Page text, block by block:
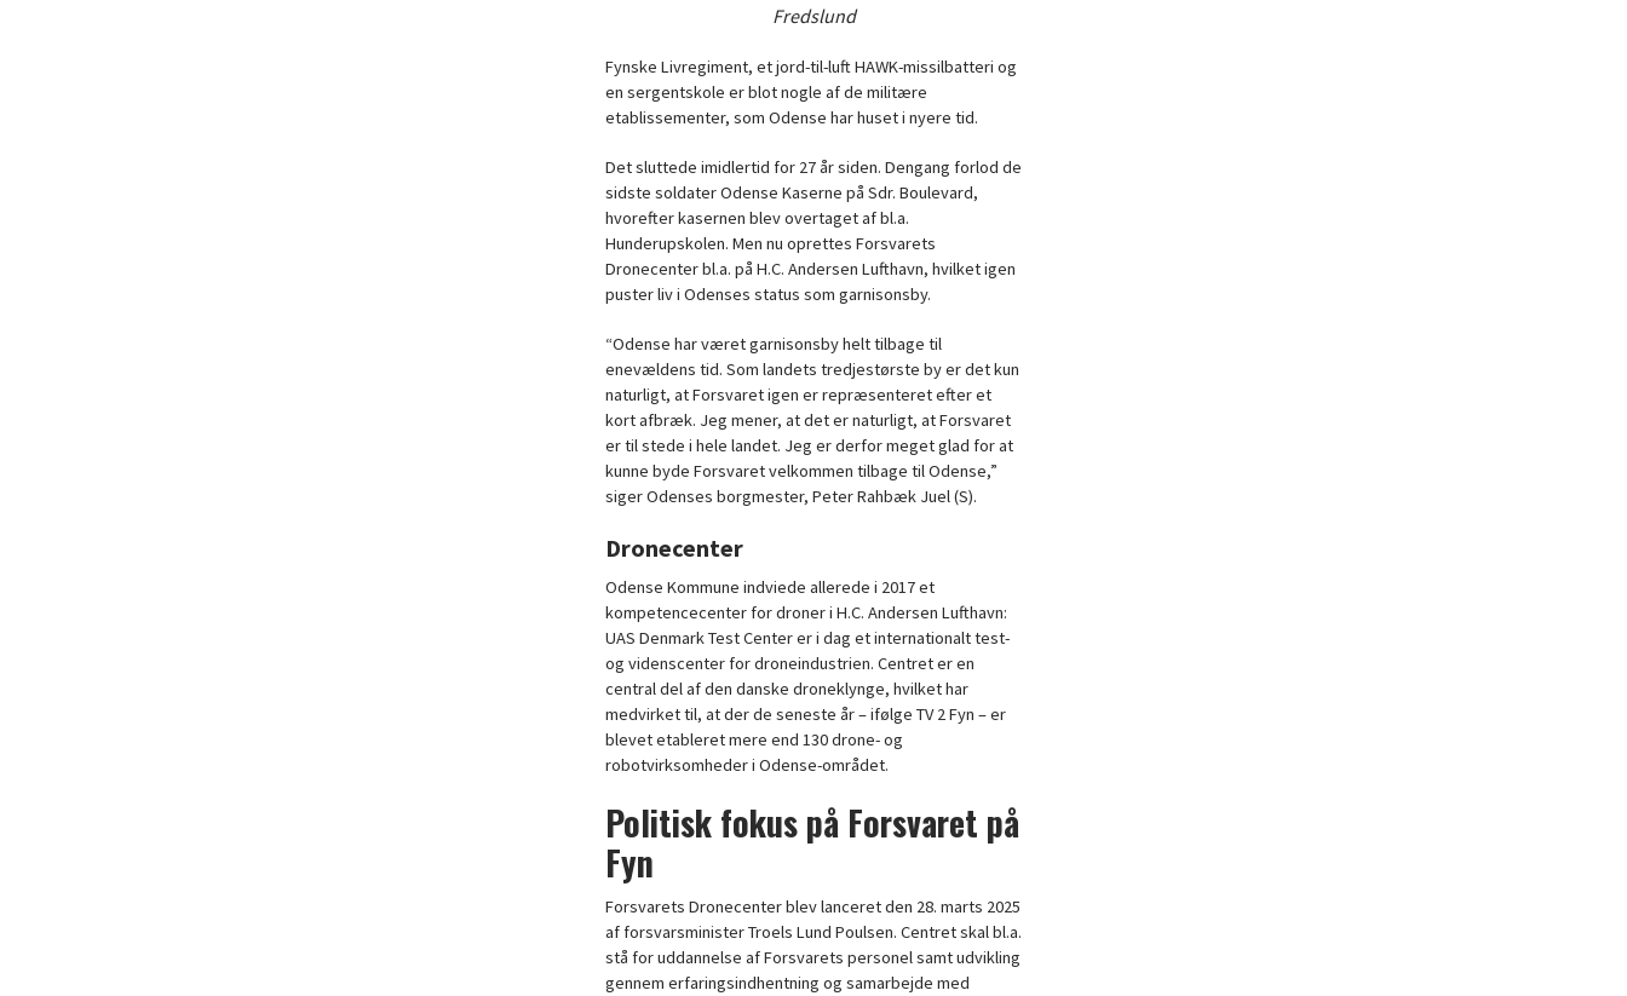
Fredslund
Fynske Livregiment, et jord-til-luft HAWK-missilbatteri og
en sergentskole er blot nogle af de militære
etablissementer, som Odense har huset i nyere tid.
Det sluttede imidlertid for 27 år siden. Dengang forlod de
sidste soldater Odense Kaserne på Sdr. Boulevard,
hvorefter kasernen blev overtaget af bl.a.
Hunderupskolen. Men nu oprettes Forsvarets
Dronecenter bl.a. på H.C. Andersen Lufthavn, hvilket igen
puster liv i Odenses status som garnisonsby.
“Odense har været garnisonsby helt tilbage til
enevældens tid. Som landets tredjestørste by er det kun
naturligt, at Forsvaret igen er repræsenteret efter et
kort afbræk. Jeg mener, at det er naturligt, at Forsvaret
er til stede i hele landet. Jeg er derfor meget glad for at
kunne byde Forsvaret velkommen tilbage til Odense,”
siger Odenses borgmester, Peter Rahbæk Juel (S).
Dronecenter
Odense Kommune indviede allerede i 2017 et
kompetencecenter for droner i H.C. Andersen Lufthavn:
UAS Denmark Test Center er i dag et internationalt test-
og videnscenter for droneindustrien. Centret er en
central del af den danske droneklynge, hvilket har
medvirket til, at der de seneste år – ifølge TV 2 Fyn – er
blevet etableret mere end 130 drone- og
robotvirksomheder i Odense-området.
Politisk fokus på Forsvaret på
Fyn
Forsvarets Dronecenter blev lanceret den 28. marts 2025
af forsvarsminister Troels Lund Poulsen. Centret skal bl.a.
stå for uddannelse af Forsvarets personel samt udvikling
gennem erfaringsindhentning og samarbejde med